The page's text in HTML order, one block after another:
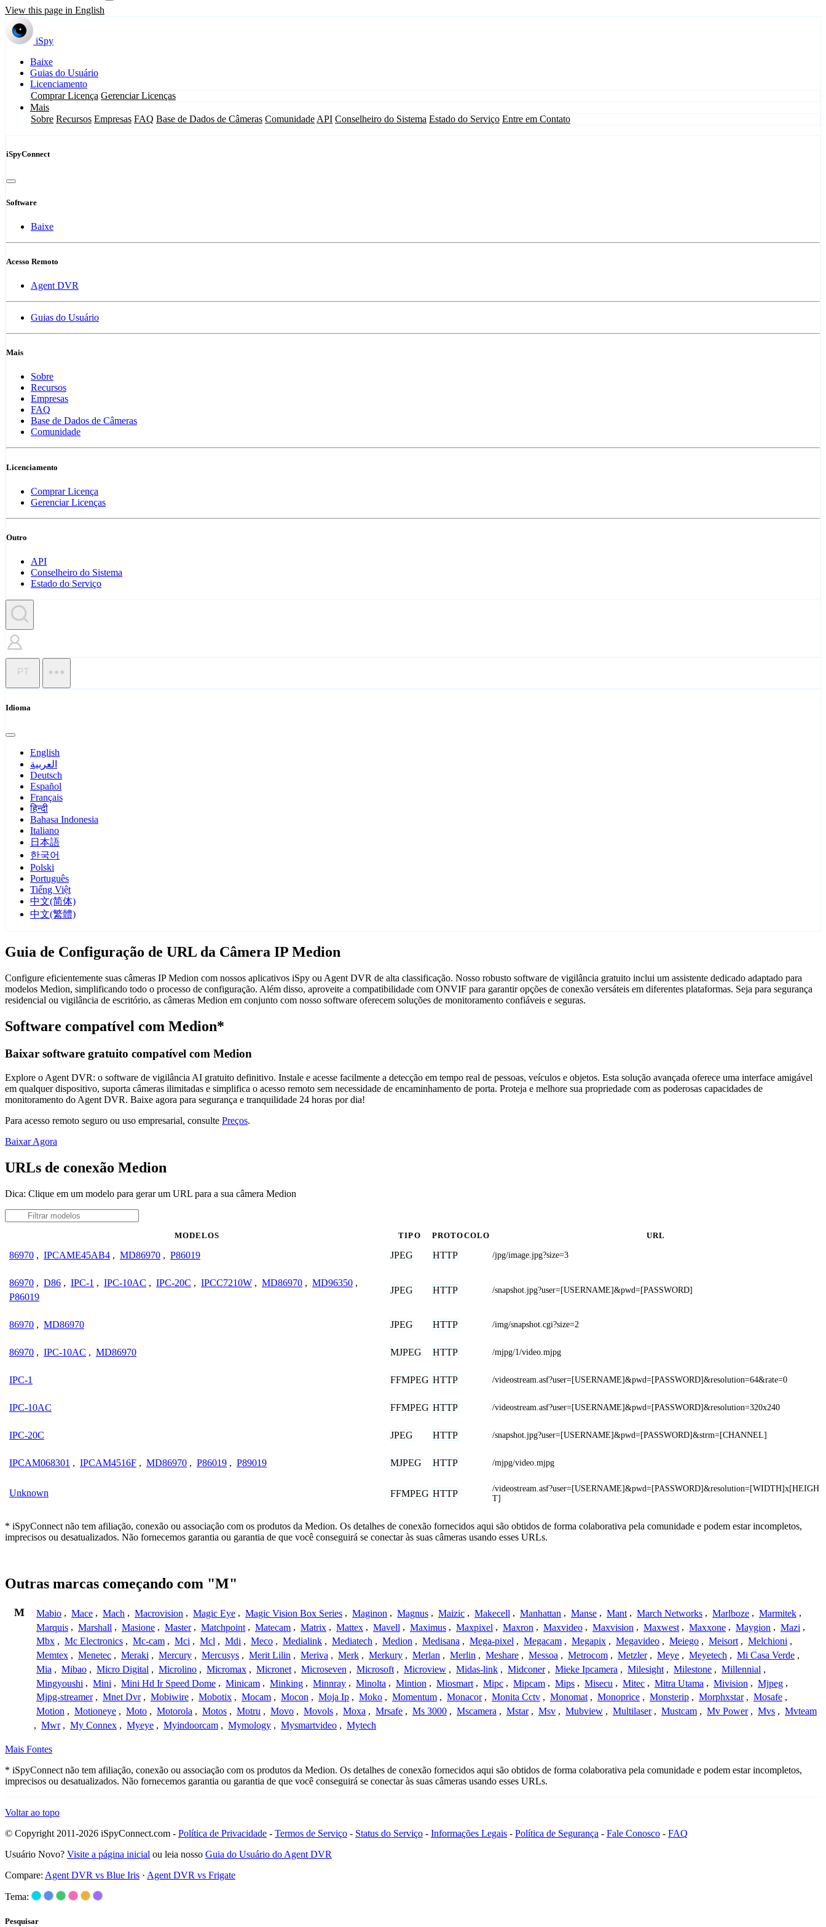
View this page in English
iSpy
Baixe
Guias do Usuário
Licenciamento
Comprar Licença Gerenciar Licenças
Mais
Sobre Recursos Empresas FAQ Base de Dados de Câmeras Comunidade API Conselheiro do Sistema Estado do Serviço Entre em Contato
iSpyConnect
Software
Baixe
Acesso Remoto
Agent DVR
Guias do Usuário
Mais
Sobre
Recursos
Empresas
FAQ
Base de Dados de Câmeras
Comunidade
Licenciamento
Comprar Licença
Gerenciar Licenças
Outro
API
Conselheiro do Sistema
Estado do Serviço
PT
Idioma
English
العربية
Deutsch
Español
Français
हिन्दी
Bahasa Indonesia
Italiano
日本語
한국어
Polski
Português
Tiếng Việt
中文(简体)
中文(繁體)
Guia de Configuração de URL da Câmera IP Medion
Configure eficientemente suas câmeras IP Medion com nossos aplicativos iSpy ou Agent DVR de alta classificação. Nosso robusto software de vigilância gratuito inclui um assistente dedicado adaptado para
modelos Medion, simplificando todo o processo de configuração. Além disso, aproveite a compatibilidade com ONVIF para garantir opções de conexão versáteis em diferentes plataformas. Seja para segurança
residencial ou vigilância de escritório, as câmeras Medion em conjunto com nosso software oferecem soluções de monitoramento confiáveis e seguras.
Software compatível com Medion*
Baixar software gratuito compatível com Medion
Explore o Agent DVR: o software de vigilância AI gratuito definitivo. Instale e acesse facilmente a detecção em tempo real de pessoas, veículos e objetos. Esta solução avançada oferece uma interface amigável
em qualquer dispositivo, suporta câmeras ilimitadas e simplifica o acesso remoto sem necessidade de encaminhamento de porta. Proteja e melhore sua propriedade com as poderosas capacidades de
monitoramento do Agent DVR. Baixe agora para segurança e tranquilidade 24 horas por dia!
Para acesso remoto seguro ou uso empresarial, consulte Preços.
Baixar Agora
URLs de conexão Medion
Dica: Clique em um modelo para gerar um URL para a sua câmera Medion
MODELOS TIPO PROTOCOLO URL
86970 , IPCAME45AB4 , MD86970 , P86019 JPEG HTTP /jpg/image.jpg?size=3
86970 , D86 , IPC-1 , IPC-10AC , IPC-20C , IPCC7210W , MD86970 , MD96350 ,
P86019
JPEG HTTP /snapshot.jpg?user=[USERNAME]&pwd=[PASSWORD]
86970 , MD86970 JPEG HTTP /img/snapshot.cgi?size=2
86970 , IPC-10AC , MD86970 MJPEG HTTP /mjpg/1/video.mjpg
IPC-1 FFMPEG HTTP /videostream.asf?user=[USERNAME]&pwd=[PASSWORD]&resolution=64&rate=0
IPC-10AC FFMPEG HTTP /videostream.asf?user=[USERNAME]&pwd=[PASSWORD]&resolution=320x240
IPC-20C JPEG HTTP /snapshot.jpg?user=[USERNAME]&pwd=[PASSWORD]&strm=[CHANNEL]
IPCAM068301 , IPCAM4516F , MD86970 , P86019 , P89019 MJPEG HTTP /mjpg/video.mjpg
Unknown FFMPEG HTTP
/videostream.asf?user=[USERNAME]&pwd=[PASSWORD]&resolution=[WIDTH]x[HEIGH
T]
* iSpyConnect não tem afiliação, conexão ou associação com os produtos da Medion. Os detalhes de conexão fornecidos aqui são obtidos de forma colaborativa pela comunidade e podem estar incompletos,
imprecisos ou desatualizados. Não fornecemos garantia ou garantia de que você conseguirá se conectar às suas câmeras usando esses URLs.
Outras marcas começando com "M"
M Mabio , Mace , Mach , Macrovision , Magic Eye , Magic Vision Box Series , Maginon , Magnus , Maizic , Makecell , Manhattan , Manse , Mant , March Networks , Marlboze , Marmitek ,
Marquis , Marshall , Masione , Master , Matchpoint , Matecam , Matrix , Mattex , Mavell , Maximus , Maxpixel , Maxron , Maxvideo , Maxvision , Maxwest , Maxxone , Maygion , Mazi ,
Mbx , Mc Electronics , Mc-cam , Mci , Mcl , Mdi , Meco , Medialink , Mediatech , Medion , Medisana , Mega-pixel , Megacam , Megapix , Megavideo , Meiego , Meisort , Melchioni ,
Memtex , Menetec , Meraki , Mercury , Mercusys , Merit Lilin , Meriva , Merk , Merkury , Merlan , Merlin , Meshare , Messoa , Metrocom , Metzler , Meye , Meyetech , Mi Casa Verde ,
Mia , Mibao , Micro Digital , Microlino , Micromax , Micronet , Microseven , Microsoft , Microview , Midas-link , Midconer , Mieke Ipcamera , Milesight , Milestone , Millennial ,
Mingyoushi , Mini , Mini Hd Ir Speed Dome , Minicam , Minking , Minnray , Minolta , Mintion , Miosmart , Mipc , Mipcam , Mips , Misecu , Mitec , Mitra Utama , Mivision , Mjpeg ,
Mjpg-streamer , Mnet Dvr , Mobiwire , Mobotix , Mocam , Mocon , Moja Ip , Moko , Momentum , Monacor , Monita Cctv , Monomat , Monoprice , Monsterip , Morphxstar , Mosafe ,
Motion , Motioneye , Moto , Motorola , Motos , Motru , Movo , Movols , Moxa , Mrsafe , Ms 3000 , Mscamera , Mstar , Msv , Mubview , Multilaser , Mustcam , Mv Power , Mvs , Mvteam
, Mwr , My Connex , Myeye , Myindoorcam , Mymology , Mysmartvideo , Mytech
Mais Fontes
* iSpyConnect não tem afiliação, conexão ou associação com os produtos da Medion. Os detalhes de conexão fornecidos aqui são obtidos de forma colaborativa pela comunidade e podem estar incompletos,
imprecisos ou desatualizados. Não fornecemos garantia ou garantia de que você conseguirá se conectar às suas câmeras usando esses URLs.
Voltar ao topo
© Copyright 2011-2026 iSpyConnect.com - Política de Privacidade - Termos de Serviço - Status do Serviço - Informações Legais - Política de Segurança - Fale Conosco - FAQ
Usuário Novo? Visite a página inicial ou leia nosso Guia do Usuário do Agent DVR
Compare: Agent DVR vs Blue Iris · Agent DVR vs Frigate
Tema:
Pesquisar